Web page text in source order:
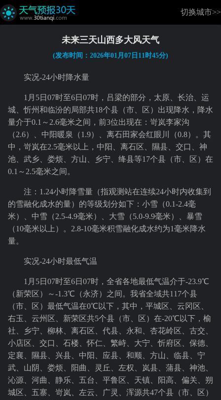
切换城市>>
未来三天山西多大风天气
(发布时间：2026年01月07日11时45分)
实况-24小时降水量
1月5日07时至6日07时，吕梁的部分，太原、长治、运
城、忻州和临汾的局部共18个县（市、区）出现降水，降水
量介于0.1～2.6毫米之间，前3位出现在：岢岚李家沟
（2.6）、中阳暖泉（1.9）、离石田家会红眼川（0.8）。其
中，岢岚在2.5毫米以上，中阳、离石区、隰县、交口、神
池、武乡、娄烦、方山、乡宁、绛县等17个县（市、区）在
0.1～2.5毫米之间。
注：1.24小时降雪量（指观测站在连续24小时内收集到
的雪融化成水的量）的等级划分如下：小雪（0.1-2.4毫
米）、中雪（2.5-4.9毫米）、大雪（5.0-9.9毫米）、暴雪
（10毫米以上）。2.8-10毫米积雪融化成水约为1毫米降水
量。
实况-24小时最低气温
1月5日07时至6日07时，全省各地最低气温介于-23.9℃
（新荣区）～-1.3℃（永济）之间。我省全域共117个县
（市、区）最低气温在0℃以下，其中，平城区、云冈区、
右玉、云州区、新荣区共5个县（市、区）在-20℃以下，榆
社、乡宁、柳林、离石区、代县、永和、杏花岭区、古交、
小店区、交口、石楼、怀仁、繁峙、大宁、忻府区、保德、
定襄、隰县、兴县、中阳、应县、和顺、方山、临县、宁
武、山阴、娄烦、阳曲、灵丘、左权、岚县、蒲县、神池、
沁源、河曲、静乐、五台、平鲁区、天镇、阳高、偏关、朔
城区、五寨、岢岚、左云、广灵、浑源共47个县（市、区）